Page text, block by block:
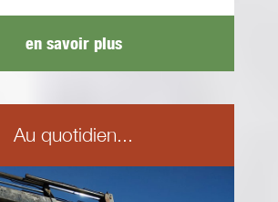
en savoir plus
Au quotidien...